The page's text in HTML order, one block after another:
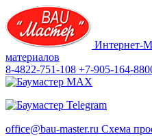
Интернет-
материалов
8-4822-751-108 +7-905-164-
office@bau-master.ru Схема